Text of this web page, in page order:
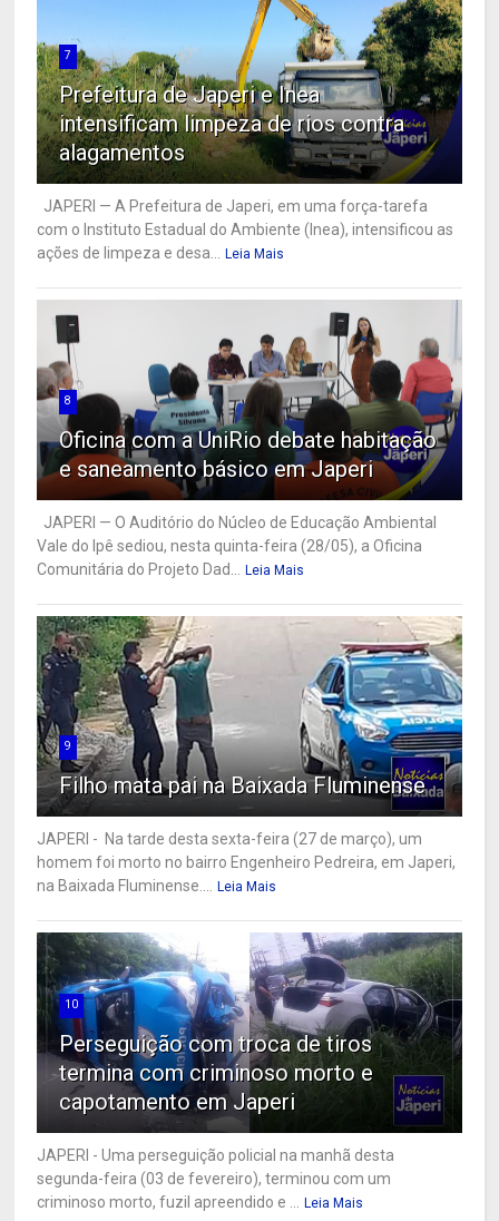
7
Prefeitura de Japeri e Inea
intensificam limpeza de rios contra
alagamentos
JAPERI — A Prefeitura de Japeri, em uma força-tarefa
com o Instituto Estadual do Ambiente (Inea), intensificou as
ações de limpeza e desa...
Leia Mais
8
Oficina com a UniRio debate habitação
e saneamento básico em Japeri
JAPERI — O Auditório do Núcleo de Educação Ambiental
Vale do Ipê sediou, nesta quinta-feira (28/05), a Oficina
Comunitária do Projeto Dad...
Leia Mais
9
Filho mata pai na Baixada Fluminense
JAPERI - Na tarde desta sexta-feira (27 de março), um
homem foi morto no bairro Engenheiro Pedreira, em Japeri,
na Baixada Fluminense....
Leia Mais
10
Perseguição com troca de tiros
termina com criminoso morto e
capotamento em Japeri
JAPERI - Uma perseguição policial na manhã desta
segunda-feira (03 de fevereiro), terminou com um
criminoso morto, fuzil apreendido e ...
Leia Mais